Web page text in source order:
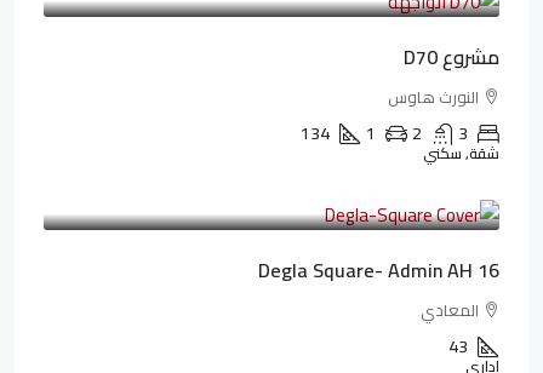
مشروع D70
النورث هاوس
3
2
1
134
شقة, سكني
3,010,000LE
Degla Square- Admin AH 16
المعادي
43
إداري